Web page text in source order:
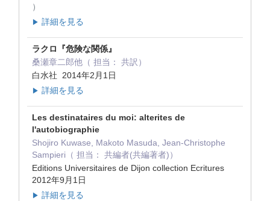
）
▶ 詳細を見る
ラクロ『危険な関係』
桑瀬章二郎他（ 担当： 共訳）
白水社 2014年2月1日
▶ 詳細を見る
Les destinataires du moi: alterites de
l'autobiographie
Shojiro Kuwase, Makoto Masuda, Jean-Christophe
Sampieri（ 担当： 共編者(共編著者)）
Editions Universitaires de Dijon collection Ecritures
2012年9月1日
▶ 詳細を見る